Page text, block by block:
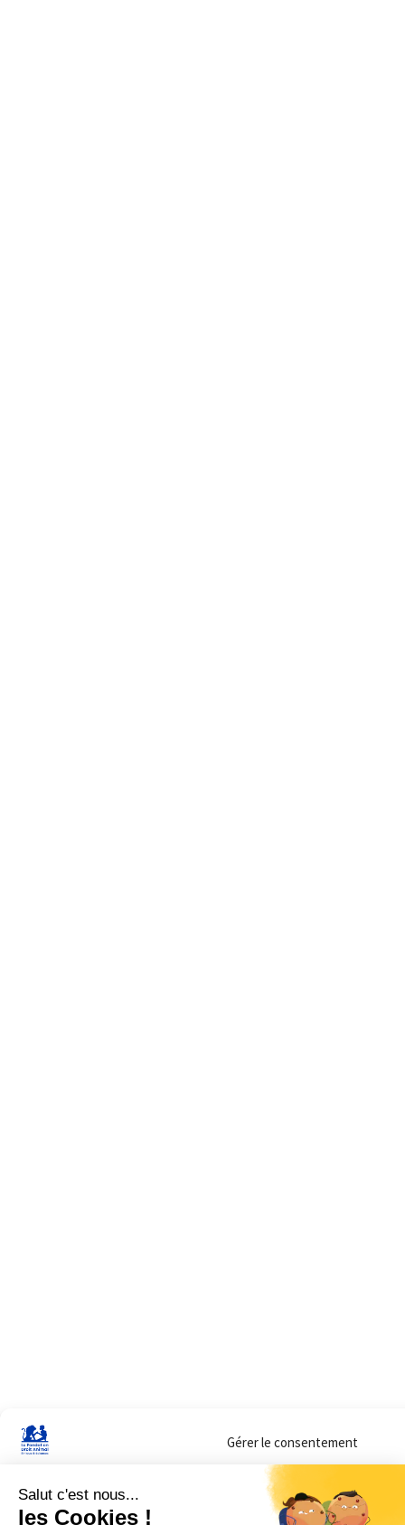
Gérer le consentement
Sur ce site, nous utilisons des cookies pour mesurer notre audience et vous
lorsque vous y consentez. Vous pouvez sélectionner ceux que vous autorisez